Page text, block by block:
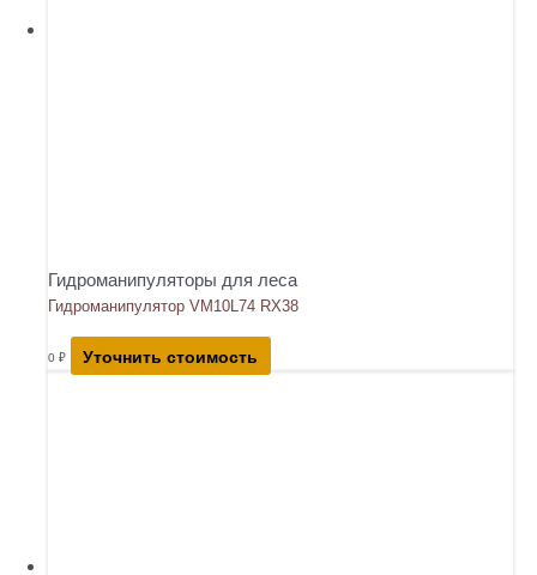
Гидроманипуляторы для леса
Гидроманипулятор VM10L74 RX38
0 ₽ Уточнить стоимость